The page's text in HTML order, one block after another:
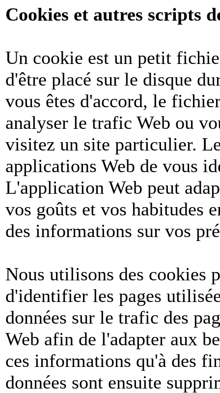
Cookies et autres scripts
Un cookie est un petit
d'être placé sur le disque
vous êtes d'accord, le
analyser le trafic Web ou
visitez un site particulier.
applications Web de vous
L'application Web peut
vos goûts et vos habitudes
des informations sur vos
Nous utilisons des cookies
d'identifier les pages
données sur le trafic des
Web afin de l'adapter aux
ces informations qu'à des
données sont ensuite